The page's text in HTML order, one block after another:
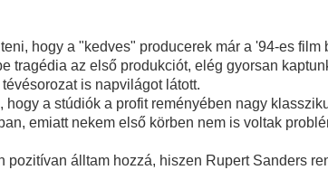
hogy a "kedves" producerek már a '94-es
tragédia az első produkciót, elég gyorsan
is napvilágot látott.
hogy a stúdiók a profit reményében nagy
emiatt nekem első körben nem is voltak
pozitívan álltam hozzá, hiszen Rupert Sanders